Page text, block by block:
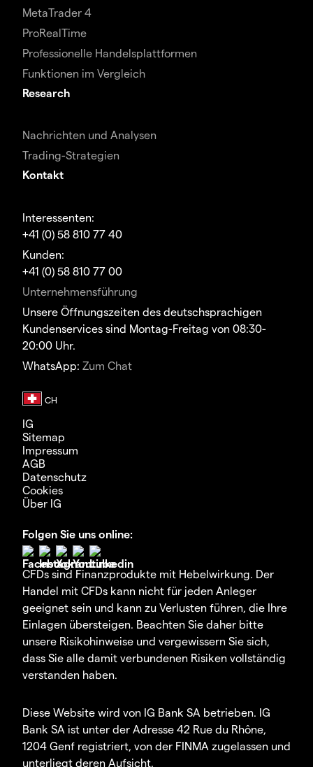
MetaTrader 4
ProRealTime
Professionelle Handelsplattformen
Funktionen im Vergleich
Research
Nachrichten und Analysen
Trading-Strategien
Kontakt
Interessenten:
+41 (0) 58 810 77 40
Kunden:
+41 (0) 58 810 77 00
Unternehmensführung
Unsere Öffnungszeiten des deutschsprachigen
Kundenservices sind Montag-Freitag von 08:30-
20:00 Uhr.
WhatsApp: Zum Chat
IG
Sitemap
Impressum
AGB
Datenschutz
Cookies
Über IG
Folgen Sie uns online:
CFDs sind Finanzprodukte mit Hebelwirkung. Der
Handel mit CFDs kann nicht für jeden Anleger
geeignet sein und kann zu Verlusten führen, die Ihre
Einlagen übersteigen. Beachten Sie daher bitte
unsere Risikohinweise und vergewissern Sie sich,
dass Sie alle damit verbundenen Risiken vollständig
verstanden haben.
Diese Website wird von IG Bank SA betrieben. IG
Bank SA ist unter der Adresse 42 Rue du Rhône,
1204 Genf registriert, von der FINMA zugelassen und
unterliegt deren Aufsicht.